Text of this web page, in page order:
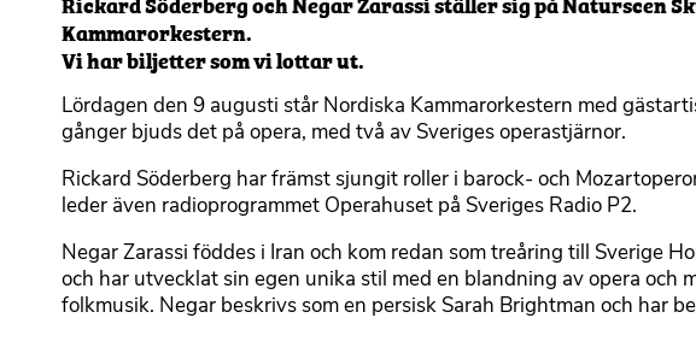
Kammarorkestern.
Vi har biljetter som vi lottar ut.
Lördagen den 9 augusti står Nordiska Kammarorkestern med
gånger bjuds det på opera, med två av Sveriges operastjärnor.
Rickard Söderberg har främst sjungit roller i barock- och
leder även radioprogrammet Operahuset på Sveriges Radio P2.
Negar Zarassi föddes i Iran och kom redan som treåring till Sverige
och har utvecklat sin egen unika stil med en blandning av opera och
folkmusik. Negar beskrivs som en persisk Sarah Brightman och har